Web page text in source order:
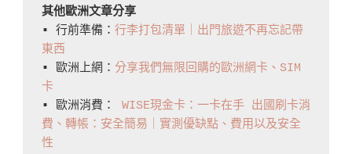
其他歐洲文章分享
▪️ 行前準備： 行李打包清單｜出門旅遊不再忘記帶
東西
▪️ 歐洲上網： 分享我們無限回購的歐洲網卡、SIM
卡
▪️ 歐洲消費： WISE現金卡：一卡在手 出國刷卡消
費、轉帳：安全簡易｜實測優缺點、費用以及安全
性